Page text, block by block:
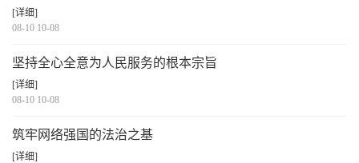
[详细]
08-10 10-08
坚持全心全意为人民服务的根本宗旨
[详细]
08-10 10-08
筑牢网络强国的法治之基
[详细]